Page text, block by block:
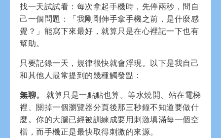
找一天試試看：每次拿起手機時，先停兩秒，問自
己一個問題：「我剛剛伸手拿手機之前，是什麼感
覺？」能寫下來最好，就算只是在心裡記一下也有
幫助。
只要記錄一天，規律很快就會浮現。以下是我自己
和其他人最常提到的幾種觸發點：
無聊。
就算只是一點點也算。等水燒開、站在電梯
裡、關掉一個瀏覽器分頁後那三秒鐘不知道要做什
麼。你的大腦已經被訓練成要用刺激填滿每一個空
檔，而手機正是最快取得刺激的來源。